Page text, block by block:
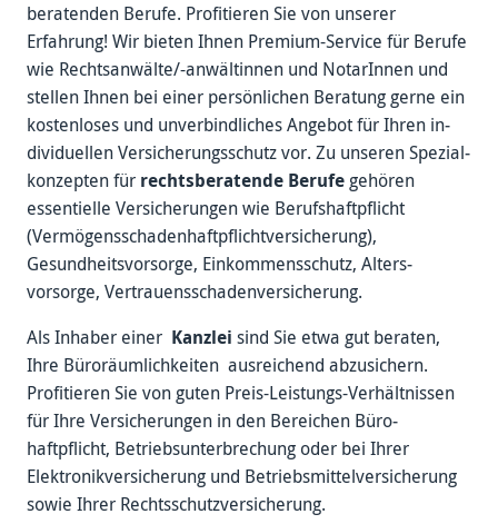
beratenden Berufe. Profitieren Sie von unserer
Erfahrung! Wir bieten Ihnen Premium-Service für Berufe
wie Rechts­anwälte/-anwältinnen und Notar­Innen und
stellen Ihnen bei einer per­sönlichen Beratung gerne ein
kosten­loses und un­ver­bindliches Angebot für Ihren in­
dividuellen Versicherungs­schutz vor. Zu unseren Spezial­
konzepten für rechtsberatende Berufe gehören
essentielle Versicherungen wie Berufshaft­pflicht
(Vermögens­schadenhaftpflicht­versicherung),
Gesundheits­vorsorge, Einkommens­schutz, Alters­
vorsorge, Vertrauens­schaden­versicherung.
Als Inhaber einer Kanzlei sind Sie etwa gut beraten,
Ihre Büro­räumlich­keiten aus­reichend ab­zusichern.
Profitieren Sie von guten Preis-Leistungs-Verhältnissen
für Ihre Versicherungen in den Bereichen Büro­
haftpflicht, Betriebs­unterbrechung oder bei Ihrer
Elektronik­versicherung und Betriebs­mittel­versicherung
sowie Ihrer Rechts­schutz­versicherung.